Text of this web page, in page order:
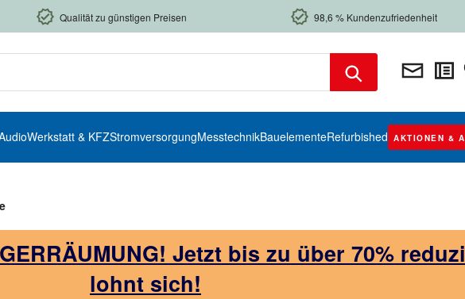
Qualität zu günstigen Preisen 98,6 % Kundenzufriedenheit
Werkstatt & KFZStromversorgungMesstechnikBauelementeRefurbished AKTIONEN &
Jetzt bis zu über 70%
lohnt sich!